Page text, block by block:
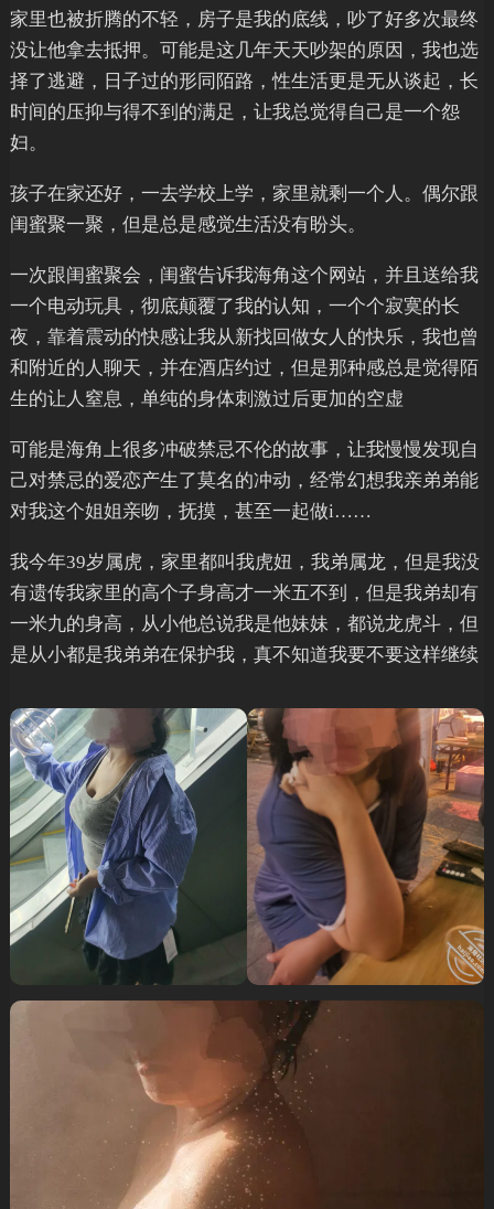
家里也被折腾的不轻，房子是我的底线，吵了好多次最终
没让他拿去抵押。可能是这几年天天吵架的原因，我也选
择了逃避，日子过的形同陌路，性生活更是无从谈起，长
时间的压抑与得不到的满足，让我总觉得自己是一个怨
妇。
孩子在家还好，一去学校上学，家里就剩一个人。偶尔跟
闺蜜聚一聚，但是总是感觉生活没有盼头。
一次跟闺蜜聚会，闺蜜告诉我海角这个网站，并且送给我
一个电动玩具，彻底颠覆了我的认知，一个个寂寞的长
夜，靠着震动的快感让我从新找回做女人的快乐，我也曾
和附近的人聊天，并在酒店约过，但是那种感总是觉得陌
生的让人窒息，单纯的身体刺激过后更加的空虚
可能是海角上很多冲破禁忌不伦的故事，让我慢慢发现自
己对禁忌的爱恋产生了莫名的冲动，经常幻想我亲弟弟能
对我这个姐姐亲吻，抚摸，甚至一起做i……
我今年39岁属虎，家里都叫我虎妞，我弟属龙，但是我没
有遗传我家里的高个子身高才一米五不到，但是我弟却有
一米九的身高，从小他总说我是他妹妹，都说龙虎斗，但
是从小都是我弟弟在保护我，真不知道我要不要这样继续